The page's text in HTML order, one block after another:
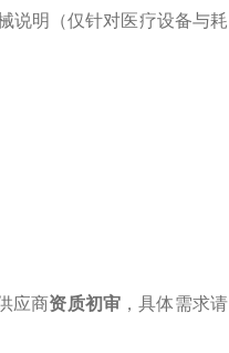
说明（仅针对医疗设备与耗
应商资质初审 ，具体需求请